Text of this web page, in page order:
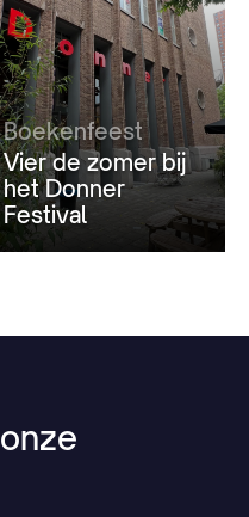
Boekenfeest
Vier de zomer bij
het Donner
Festival
onze